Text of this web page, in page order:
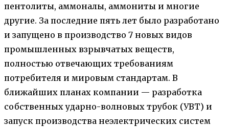
пентолиты, аммоналы, аммониты и многие
другие. За последние пять лет было разработано
и запущено в производство 7 новых видов
промышленных взрывчатых веществ,
полностью отвечающих требованиям
потребителя и мировым стандартам. В
ближайших планах компании — разработка
собственных ударно-волновых трубок (УВТ) и
запуск производства неэлектрических систем